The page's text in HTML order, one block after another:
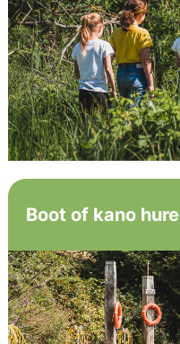
Boot of kano